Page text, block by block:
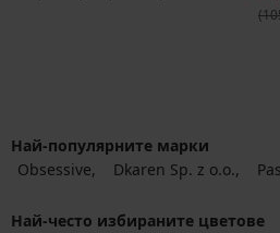
Най-популярните марки
Obsessive
Dkaren Sp. z o.o.
Най-често избираните цветове